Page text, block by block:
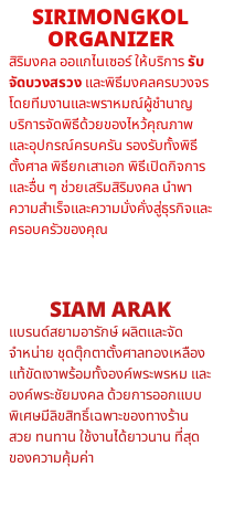
SIRIMONGKOL
ORGANIZER
สิริมงคล ออแกไนเซอร์ ให้บริการรับ
จัดบวงสรวง และพิธีมงคลครบวงจร
โดยทีมงานและพราหมณ์ผู้ชำนาญ
บริการจัดพิธีด้วยของไหว้คุณภาพ
และอุปกรณ์ครบครัน รองรับทั้งพิธี
ตั้งศาล พิธียกเสาเอก พิธีเปิดกิจการ
และอื่น ๆ ช่วยเสริมสิริมงคล นำพา
ความสำเร็จและความมั่งคั่งสู่ธุรกิจและ
ครอบครัวของคุณ
SIAM ARAK
แบรนด์สยามอารักษ์ ผลิตและจัด
จำหน่าย ชุดตุ๊กตาตั้งศาลทองเหลือง
แท้ขัดเงาพร้อมทั้งองค์พระพรหม และ
องค์พระชัยมงคล ด้วยการออกแบบ
พิเศษมีลิขสิทธิ์เฉพาะของทางร้าน
สวย ทนทาน ใช้งานได้ยาวนาน ที่สุด
ของความคุ้มค่า